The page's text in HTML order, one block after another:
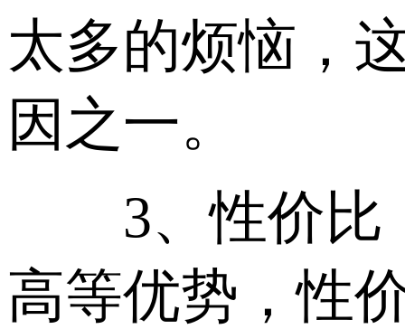
太多的烦恼，
因之一。
3、性价比：
高等优势，性